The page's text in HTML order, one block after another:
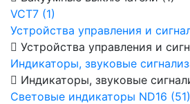
VCT7 (1)
Устройства управления и
Устройства управления и
Индикаторы, звуковые
Индикаторы, звуковые
Световые индикаторы ND16 (51)